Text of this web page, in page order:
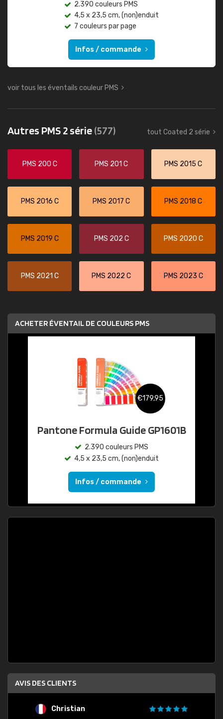
2.390 couleurs PMS
4,5 x 23,5 cm, (non)enduit
7 couleurs par page
Infos / commande
voir tous les éventails couleur PMS
Autres PMS 2 série(577) tout Coated 2 série
PMS 200 C PMS 201 C PMS 2015 C
PMS 2016 C PMS 2017 C PMS 2018 C
PMS 2019 C PMS 202 C PMS 2020 C
PMS 2021 C PMS 2022 C PMS 2023 C
ACHETER ÉVENTAIL DE COULEURS PMS
€179,95
Pantone Formula Guide GP1601B
2.390 couleurs PMS
4,5 x 23,5 cm, (non)enduit
Infos / commande
AVIS DES CLIENTS
Christian